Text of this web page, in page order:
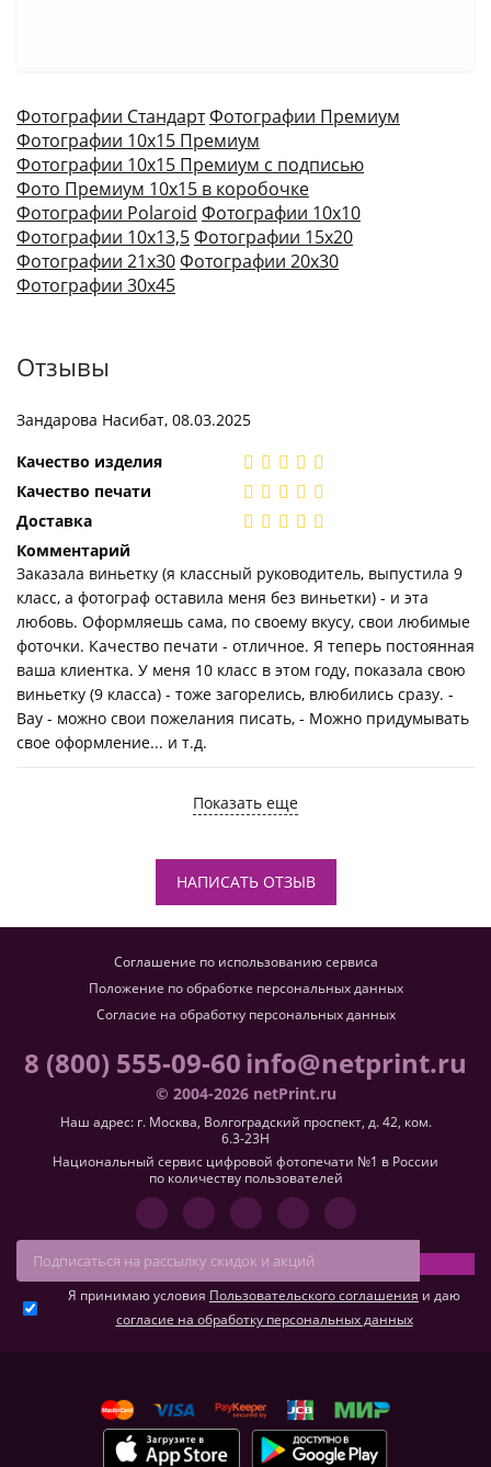
Фотографии СтандартФотографии Премиум
Фотографии 10х15 Премиум
Фотографии 10х15 Премиум с подписью
Фото Премиум 10х15 в коробочке
Фотографии Polaroid Фотографии 10х10
Фотографии 10х13,5Фотографии 15х20
Фотографии 21х30Фотографии 20х30
Фотографии 30х45
Отзывы
Зандарова Насибат, 08.03.2025
Качество изделия
Качество печати
Доставка
Комментарий
Заказала виньетку (я классный руководитель, выпустила 9
класс, а фотограф оставила меня без виньетки) - и эта
любовь. Оформляешь сама, по своему вкусу, свои любимые
фоточки. Качество печати - отличное. Я теперь постоянная
ваша клиентка. У меня 10 класс в этом году, показала свою
виньетку (9 класса) - тоже загорелись, влюбились сразу. -
Вау - можно свои пожелания писать, - Можно придумывать
свое оформление... и т.д.
Показать еще
НАПИСАТЬ ОТЗЫВ
Соглашение по использованию сервиса
Положение по обработке персональных данных
Согласие на обработку персональных данных
8 (800) 555-09-60info@netprint.ru
© 2004-2026 netPrint.ru
Наш адрес: г. Москва, Волгоградский проспект, д. 42, ком.
6.3-23H
Национальный сервис цифровой фотопечати №1 в России
по количеству пользователей
Я принимаю условия Пользовательского соглашения и даю
согласие на обработку персональных данных